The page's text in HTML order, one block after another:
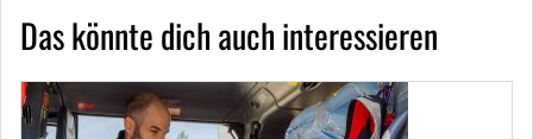
Das könnte dich auch interessieren